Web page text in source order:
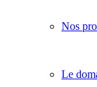
Nos
Le